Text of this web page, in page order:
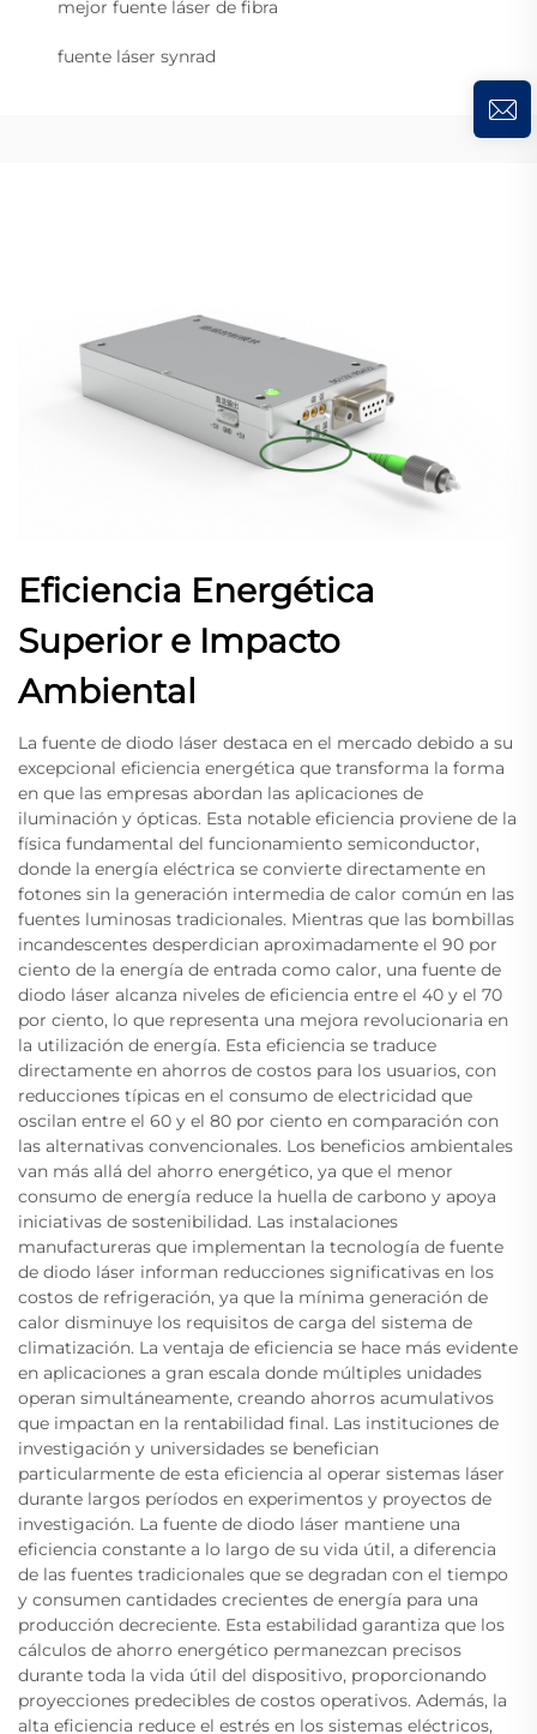
mejor fuente láser de fibra
fuente láser synrad
Eficiencia Energética
Superior e Impacto
Ambiental
La fuente de diodo láser destaca en el mercado debido a su
excepcional eficiencia energética que transforma la forma
en que las empresas abordan las aplicaciones de
iluminación y ópticas. Esta notable eficiencia proviene de la
física fundamental del funcionamiento semiconductor,
donde la energía eléctrica se convierte directamente en
fotones sin la generación intermedia de calor común en las
fuentes luminosas tradicionales. Mientras que las bombillas
incandescentes desperdician aproximadamente el 90 por
ciento de la energía de entrada como calor, una fuente de
diodo láser alcanza niveles de eficiencia entre el 40 y el 70
por ciento, lo que representa una mejora revolucionaria en
la utilización de energía. Esta eficiencia se traduce
directamente en ahorros de costos para los usuarios, con
reducciones típicas en el consumo de electricidad que
oscilan entre el 60 y el 80 por ciento en comparación con
las alternativas convencionales. Los beneficios ambientales
van más allá del ahorro energético, ya que el menor
consumo de energía reduce la huella de carbono y apoya
iniciativas de sostenibilidad. Las instalaciones
manufactureras que implementan la tecnología de fuente
de diodo láser informan reducciones significativas en los
costos de refrigeración, ya que la mínima generación de
calor disminuye los requisitos de carga del sistema de
climatización. La ventaja de eficiencia se hace más evidente
en aplicaciones a gran escala donde múltiples unidades
operan simultáneamente, creando ahorros acumulativos
que impactan en la rentabilidad final. Las instituciones de
investigación y universidades se benefician
particularmente de esta eficiencia al operar sistemas láser
durante largos períodos en experimentos y proyectos de
investigación. La fuente de diodo láser mantiene una
eficiencia constante a lo largo de su vida útil, a diferencia
de las fuentes tradicionales que se degradan con el tiempo
y consumen cantidades crecientes de energía para una
producción decreciente. Esta estabilidad garantiza que los
cálculos de ahorro energético permanezcan precisos
durante toda la vida útil del dispositivo, proporcionando
proyecciones predecibles de costos operativos. Además, la
alta eficiencia reduce el estrés en los sistemas eléctricos,